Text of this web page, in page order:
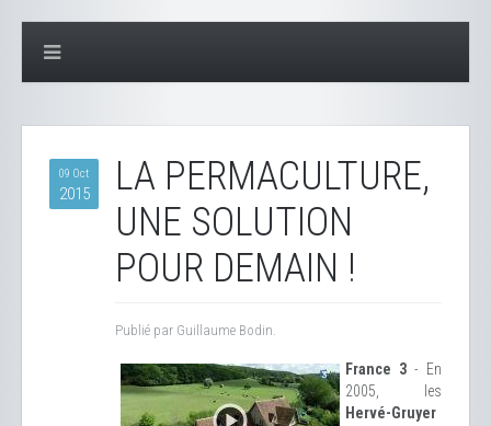
09 Oct
2015
LA PERMACULTURE,
UNE SOLUTION
POUR DEMAIN !
Publié par Guillaume Bodin.
France 3 - En
2005, les
Hervé-Gruyer